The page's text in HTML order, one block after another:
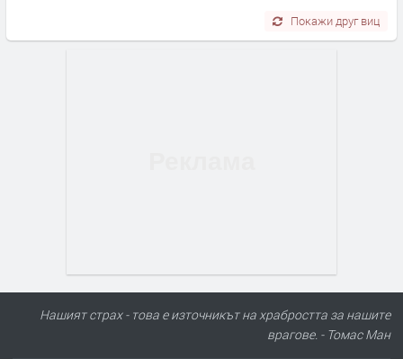
Покажи друг виц
Нашият страх - това е източникът на храбростта за нашите
врагове. - Томас Ман